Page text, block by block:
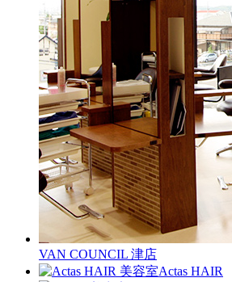
VAN COUNCIL 津店
Actas HAIR